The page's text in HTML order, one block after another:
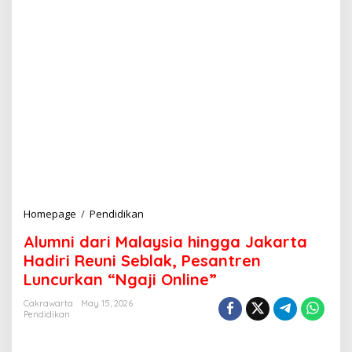
Homepage / Pendidikan
u
m
n
i
Alumni dari Malaysia hingga Jakarta
Hadiri Reuni Seblak, Pesantren
Luncurkan “Ngaji Online”
Cakrawarta
May 15, 2026
Pendidikan